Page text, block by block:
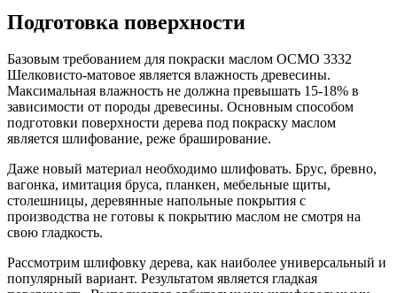
Подготовка поверхности
Базовым требованием для покраски маслом ОСМО 3332
Шелковисто-матовое является влажность древесины.
Максимальная влажность не должна превышать 15-18% в
зависимости от породы древесины. Основным способом
подготовки поверхности дерева под покраску маслом
является шлифование, реже браширование.
Даже новый материал необходимо шлифовать. Брус, бревно,
вагонка, имитация бруса, планкен, мебельные щиты,
столешницы, деревянные напольные покрытия с
производства не готовы к покрытию маслом не смотря на
свою гладкость.
Рассмотрим шлифовку дерева, как наиболее универсальный и
популярный вариант. Результатом является гладкая